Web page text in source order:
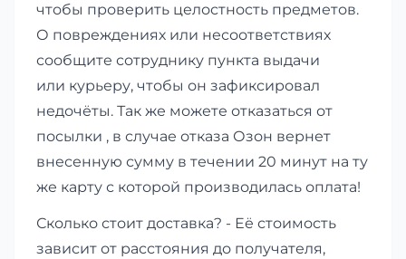
чтобы проверить целостность предметов.
О повреждениях или несоответствиях
сообщите сотруднику пункта выдачи
или курьеру, чтобы он зафиксировал
недочёты. Так же можете отказаться от
посылки , в случае отказа Озон вернет
внесенную сумму в течении 20 минут на ту
же карту с которой производилась оплата!
Сколько стоит доставка? - Её стоимость
зависит от расстояния до получателя,